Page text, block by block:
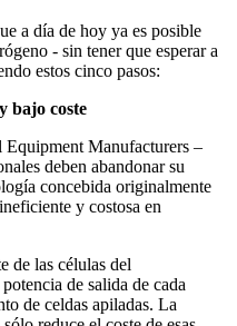
a día de hoy ya es posible
- sin tener que esperar a
estos cinco pasos:
bajo coste
Manufacturers –
deben abandonar su
concebida originalmente
y costosa en
de las células del
de salida de cada
de celdas apiladas. La